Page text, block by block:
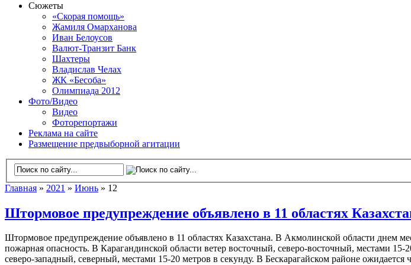
Сюжеты
«Скорая помощь»
Жамиля Омарханова
Иван Белоусов
Валют-Транзит Банк
Шахтеры
Владислав Челах
ЖК «Бесоба»
Олимпиада 2012
Фото/Видео
Видео
Фоторепортажи
Реклама на сайте
Размещение предвыборной агитации
Главная » 2021 » Июнь » 12
Штормовое предупреждение объявлено в 11 областях
Штормовое предупреждение объявлено в 11 областях Казахстана. В Акмолинской области днем
пожарная опасность. В Карагандинской области ветер восточный, северо-восточный, местами
северо-западный, северный, местами 15-20 метров в секунду. В Бескарагайском районе